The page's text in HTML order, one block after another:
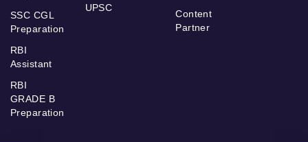
SSC CGL
Preparation
RBI
Assistant
RBI
GRADE B
Preparation
UPSC
Content
Partner